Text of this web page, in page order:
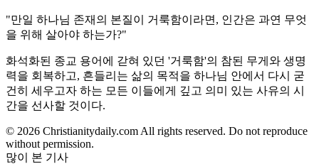
"만일 하나님 존재의 본질이 거룩함이라면, 인간은 과연 무엇
을 위해 살아야 하는가?"
화석화된 종교 용어에 갇혀 있던 '거룩함'의 참된 무게와 생명
력을 회복하고, 흔들리는 삶의 목적을 하나님 안에서 다시 굳
건히 세우고자 하는 모든 이들에게 깊고 의미 있는 사유의 시
간을 선사할 것이다.
© 2026 Christianitydaily.com All rights reserved. Do not reproduce
without permission.
많이 본 기사